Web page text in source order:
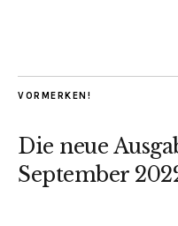
VORMERKEN!
Die neue
September